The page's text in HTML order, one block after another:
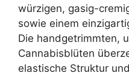
würzigen, gasig-
sowie einem
Die handgetrimmten,
Cannabisblüten
elastische Struktur